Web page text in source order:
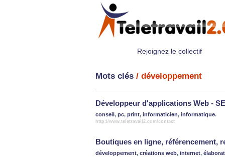
Rejoignez le collectif
Mots clés / développement
Développeur d'applications Web -
conseil, pc, print, informaticien, informatique.
http://www.teletravail2.com/contact
Boutiques en ligne, référencement,
développement, créations web, internet,